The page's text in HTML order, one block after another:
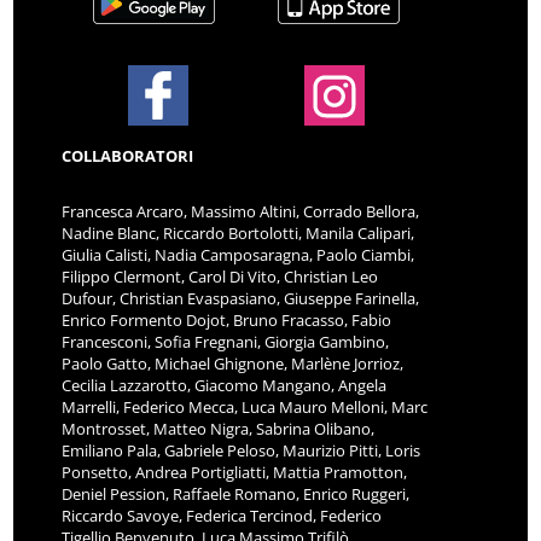
COLLABORATORI
Francesca Arcaro, Massimo Altini, Corrado Bellora,
Nadine Blanc, Riccardo Bortolotti, Manila Calipari,
Giulia Calisti, Nadia Camposaragna, Paolo Ciambi,
Filippo Clermont, Carol Di Vito, Christian Leo
Dufour, Christian Evaspasiano, Giuseppe Farinella,
Enrico Formento Dojot, Bruno Fracasso, Fabio
Francesconi, Sofia Fregnani, Giorgia Gambino,
Paolo Gatto, Michael Ghignone, Marlène Jorrioz,
Cecilia Lazzarotto, Giacomo Mangano, Angela
Marrelli, Federico Mecca, Luca Mauro Melloni, Marc
Montrosset, Matteo Nigra, Sabrina Olibano,
Emiliano Pala, Gabriele Peloso, Maurizio Pitti, Loris
Ponsetto, Andrea Portigliatti, Mattia Pramotton,
Deniel Pession, Raffaele Romano, Enrico Ruggeri,
Riccardo Savoye, Federica Tercinod, Federico